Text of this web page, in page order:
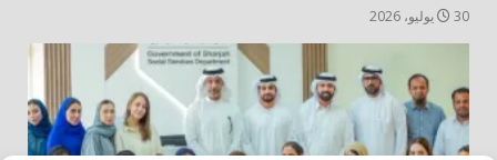
30 يوليو، 2026